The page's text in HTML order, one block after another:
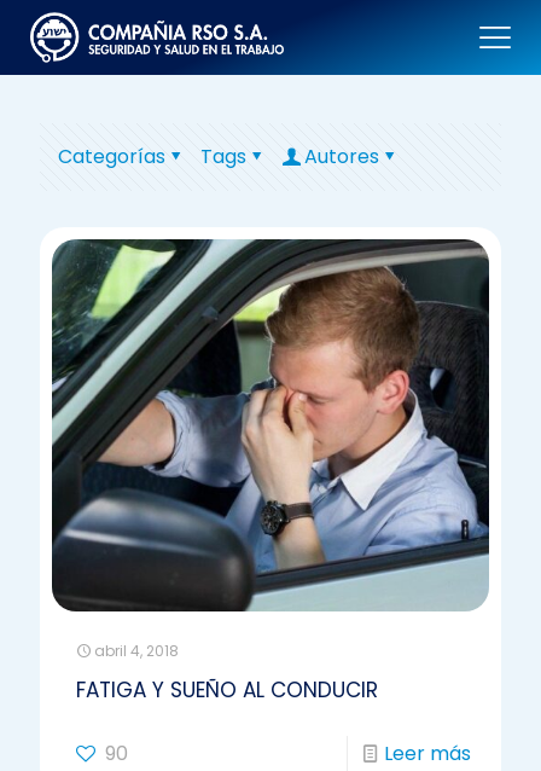
Categorías Tags Autores
abril 4, 2018
FATIGA Y SUEÑO AL CONDUCIR
90 Leer más